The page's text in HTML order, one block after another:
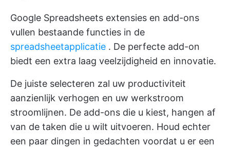
Google Spreadsheets extensies en add-ons
vullen bestaande functies in de
spreadsheetapplicatie . De perfecte add-on
biedt een extra laag veelzijdigheid en innovatie.
De juiste selecteren zal uw productiviteit
aanzienlijk verhogen en uw werkstroom
stroomlijnen. De add-ons die u kiest, hangen af
van de taken die u wilt uitvoeren. Houd echter
een paar dingen in gedachten voordat u er een